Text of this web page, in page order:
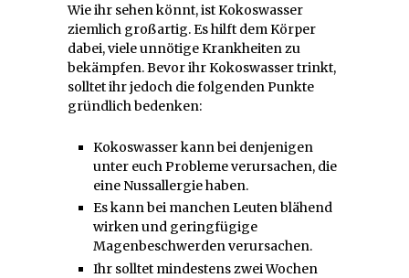
Wie ihr sehen könnt, ist Kokoswasser
ziemlich großartig. Es hilft dem Körper
dabei, viele unnötige Krankheiten zu
bekämpfen. Bevor ihr Kokoswasser trinkt,
solltet ihr jedoch die folgenden Punkte
gründlich bedenken:
Kokoswasser kann bei denjenigen
unter euch Probleme verursachen, die
eine Nussallergie haben.
Es kann bei manchen Leuten blähend
wirken und geringfügige
Magenbeschwerden verursachen.
Ihr solltet mindestens zwei Wochen